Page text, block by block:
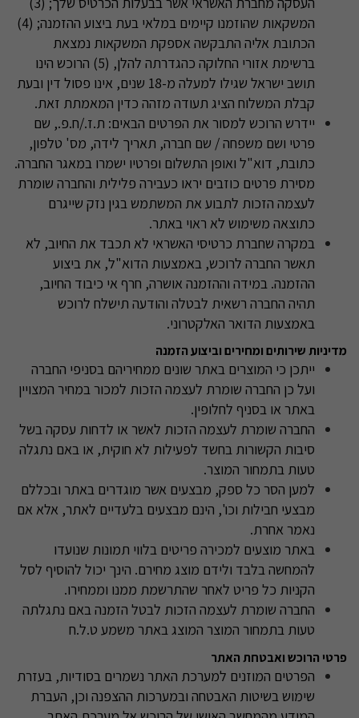
המשקאות שהוזמנו קיימים במלאי בעת ביצוע ההזמנה; (4)
הכתובת אליה התבקשה אספקת המשקאות נמצאת
ברשימת אזורי החלוקה כהגדרתה להלן, (5) הרוכש הינו
תושב ישראל שגילו למעלה מ-18 שנים, אינו פסול דין ובעת
קבלת המשלוח הציג תעודה מזהה כדין המאמתת זאת.
יידרש הרוכש למסור את הפרטים הבאים: ת.ז./ח.פ., שם
פרטי ושם משפחה / שם חברה, תאריך לידה, מס' טלפון,
כתובת, דוא"ל ואופן התשלום ופרטיו ישמרו במאגר החברה.
מסירת פרטים כוזבים יראו כעבירה פלילית והחברה שומרת
לעצמה הזכות לתבוע את המשתמש בגין נזק שייגרם
כתוצאה משימוש לא ראוי באתר.
במקרה שחברת כרטיסי האשראי לא תכבד את החיוב, לא
תאשר החברה לרוכש, באמצעות הדוא"ל, את ביצוע
ההזמנה. במידה וההזמנה אושרה, חרף אי כיבוד החיוב,
תהיה החברה רשאית לבטלה והודעה תישלח לרוכש
באמצעות הדואר האלקטרוני.
מדיניות שירותים ומחירים וביצוע הזמנה
ייתכן כי המוצרים באתר שונים ממחיריהם בסניפי החברה
ועל כן החברה שומרת לעצמה הזכות למכור במחיר המצויין
באתר או בסניף לחלופין.
החברה שומרת לעצמה הזכות לאשר או לדחות עסקה בשל
סיבות הקשורות בחשד לפעילות לא חוקית, או באם נתגלה
טעות בתמחור המוצר.
למען הסר כל ספק, מבצעים אשר מוגדרים באתר ובכללם
מבצעי חבילות וכו', הינם מבצעים בלעדיים לאתר, אלא אם
נאמר אחרת.
באתר מוצעים למכירה פריטים בלווי תמונות שנועדו
להמחשה בלבד ולידם מוצג מחירם. הינך יכול להוסיף לסל
הקניות כל פריט לאחר שהתרשמת ממנו וממחירו.
החברה שומרת לעצמה הזכות לבטל הזמנה באם נתגלתה
טעות בתמחור המוצר המוצג באתר משמע ט.ל.ח
פרטי הרוכש ואבטחת האתר
הפרטים המוזנים למערכת האתר נשמרים בסודיות, בעזרת
שימוש בשיטות האבטחה ובמערכות ההצפנה וכן, העברת